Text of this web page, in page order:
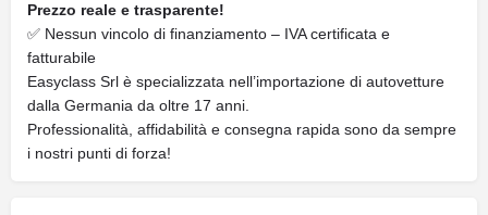
Prezzo reale e trasparente!
✅ Nessun vincolo di finanziamento – IVA certificata e
fatturabile
Easyclass Srl è specializzata nell’importazione di autovetture
dalla Germania da oltre 17 anni.
Professionalità, affidabilità e consegna rapida sono da sempre
i nostri punti di forza!